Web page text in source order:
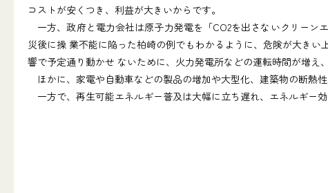
コストが安くつき、利益が大きいからです。
一方、政府と電力会社は原子力発電を「CO2を出さないクリーン
災後に操 業不能に陥った柏崎の例でもわかるように、危険が大き
響で予定通り動かせ ないために、火力発電所などの運転時間が増え
ほかに、家電や自動車などの製品の増加や大型化、建築物の断熱
一方で、再生可能エネルギー普及は大幅に立ち遅れ、エネルギー